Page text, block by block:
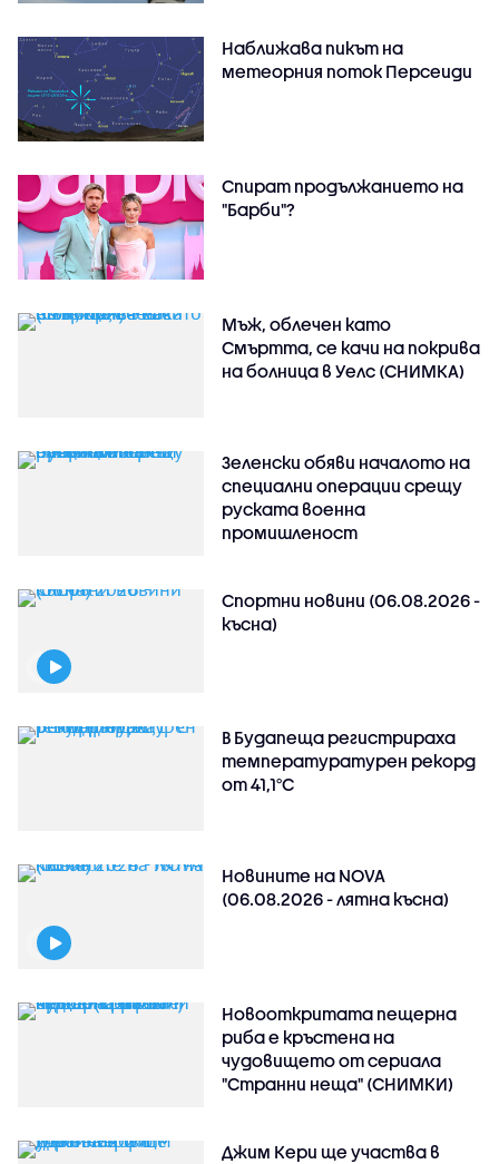
Наближава пикът на
метеорния поток Персеиди
Спират продължанието на
"Барби"?
Мъж, облечен като
Смъртта, се качи на покрива
на болница в Уелс (СНИМКА)
Зеленски обяви началото на
специални операции срещу
руската военна
промишленост
Спортни новини (06.08.2026 -
късна)
В Будапеща регистрираха
температуратурен рекорд
от 41,1°C
Новините на NOVA
(06.08.2026 - лятна късна)
Новооткритата пещерна
риба е кръстена на
чудовището от сериала
"Странни неща" (СНИМКИ)
Джим Кери ще участва в